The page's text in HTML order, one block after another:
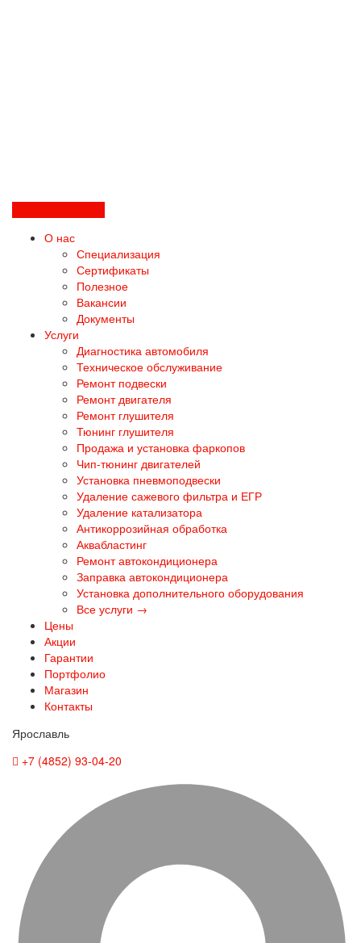
О нас
Специализация
Сертификаты
Полезное
Вакансии
Документы
Услуги
Диагностика автомобиля
Техническое обслуживание
Ремонт подвески
Ремонт двигателя
Ремонт глушителя
Тюнинг глушителя
Продажа и установка фаркопов
Чип-тюнинг двигателей
Установка пневмоподвески
Удаление сажевого фильтра и ЕГР
Удаление катализатора
Антикоррозийная обработка
Аквабластинг
Ремонт автокондиционера
Заправка автокондиционера
Установка дополнительного оборудования
Все услуги →
Цены
Акции
Гарантии
Портфолио
Магазин
Контакты
Ярославль
+7 (4852) 93-04-20